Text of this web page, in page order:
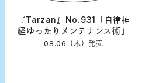
『Tarzan』No.931「自律神
経ゆったりメンテナンス術」
08.06（木）発売